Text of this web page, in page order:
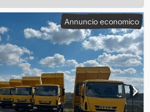
Annuncio economico